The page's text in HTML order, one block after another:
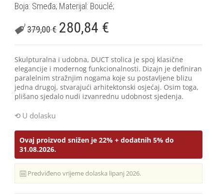
Boja: Smeđa; Materijal: Bouclé;
379,00€ 280,84 €
Skulpturalna i udobna, DUCT stolica je spoj klasične
elegancije i modernog funkcionalnosti. Dizajn je definiran
paralelnim stražnjim nogama koje su postavljene blizu
jedna drugoj, stvarajući arhitektonski osjećaj. Osim toga,
plišano sjedalo nudi izvanrednu udobnost sjedenja.
U dolasku
Ovaj proizvod snižen je 22% + dodatnih 5% do
31.08.2026.
Predviđeno vrijeme dolaska lipanj 2026.